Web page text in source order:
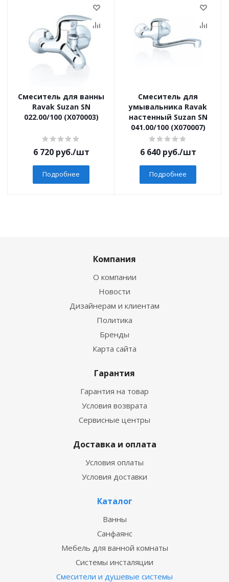
Смеситель для ванны
Ravak Suzan SN
022.00/100 (X070003)
6 720руб./шт
Подробнее
Смеситель для
умывальника Ravak
настенный Suzan SN
041.00/100 (X070007)
6 640руб./шт
Подробнее
Компания
О компании
Новости
Дизайнерам и клиентам
Политика
Бренды
Карта сайта
Гарантия
Гарантия на товар
Условия возврата
Сервисные центры
Доставка и оплата
Условия оплаты
Условия доставки
Каталог
Ванны
Санфаянс
Мебель для ванной комнаты
Системы инсталяции
Смесители и душевые системы